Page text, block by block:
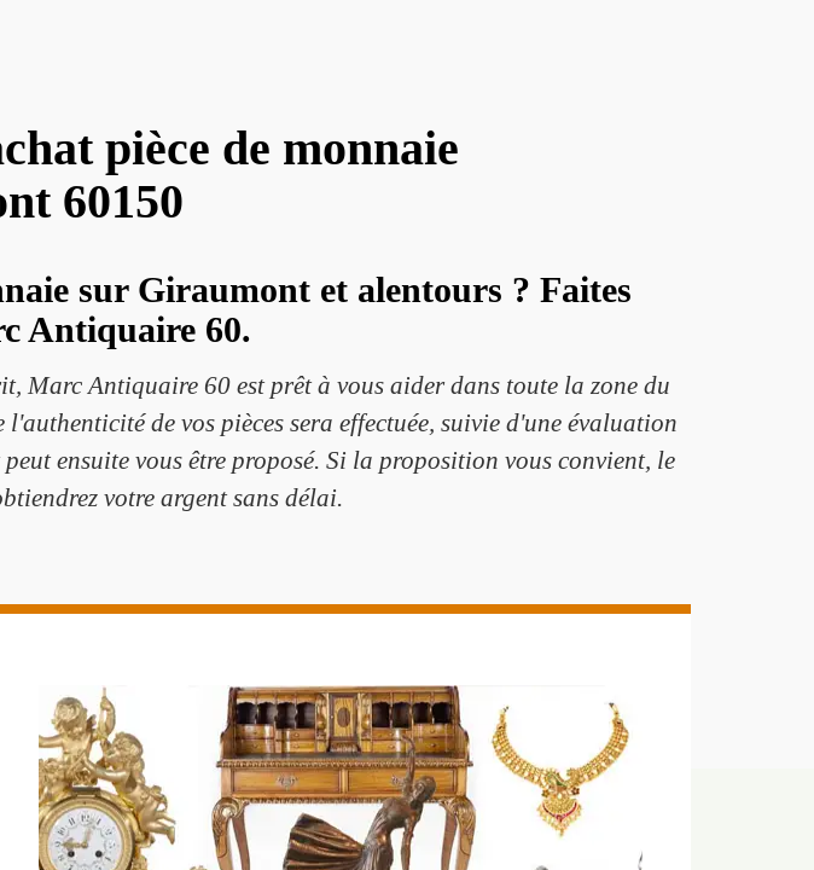
pièce de monnaie
60150
sur Giraumont et alentours ? Faites
Antiquaire 60.
Marc Antiquaire 60 est prêt à vous aider dans toute la zone du
de vos pièces sera effectuée, suivie d'une évaluation
ensuite vous être proposé. Si la proposition vous convient, le
votre argent sans délai.